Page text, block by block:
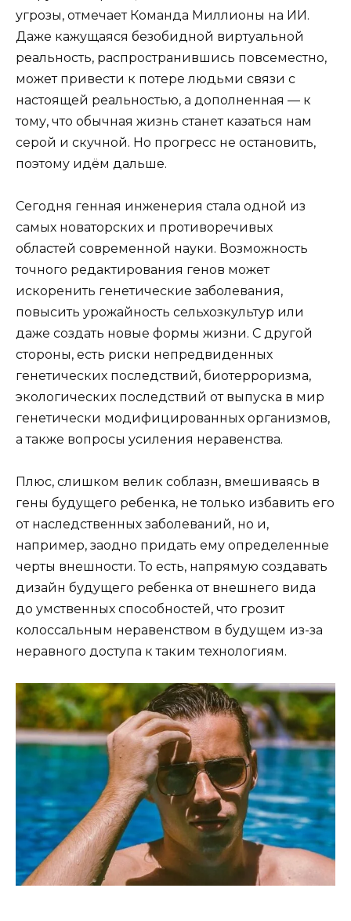
угрозы, отмечает Команда Миллионы на ИИ.
Даже кажущаяся безобидной виртуальной
реальность, распространившись повсеместно,
может привести к потере людьми связи с
настоящей реальностью, а дополненная — к
тому, что обычная жизнь станет казаться нам
серой и скучной. Но прогресс не остановить,
поэтому идём дальше.
Сегодня генная инженерия стала одной из
самых новаторских и противоречивых
областей современной науки. Возможность
точного редактирования генов может
искоренить генетические заболевания,
повысить урожайность сельхозкультур или
даже создать новые формы жизни. С другой
стороны, есть риски непредвиденных
генетических последствий, биотерроризма,
экологических последствий от выпуска в мир
генетически модифицированных организмов,
а также вопросы усиления неравенства.
Плюс, слишком велик соблазн, вмешиваясь в
гены будущего ребенка, не только избавить его
от наследственных заболеваний, но и,
например, заодно придать ему определенные
черты внешности. То есть, напрямую создавать
дизайн будущего ребенка от внешнего вида
до умственных способностей, что грозит
колоссальным неравенством в будущем из-за
неравного доступа к таким технологиям.